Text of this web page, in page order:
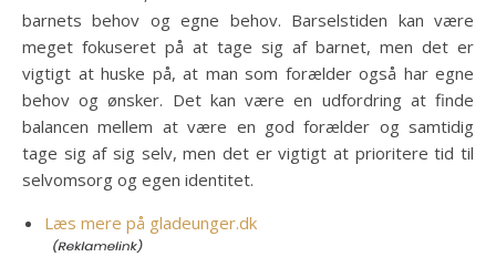
barnets behov og egne behov. Barselstiden kan være
meget fokuseret på at tage sig af barnet, men det er
vigtigt at huske på, at man som forælder også har egne
behov og ønsker. Det kan være en udfordring at finde
balancen mellem at være en god forælder og samtidig
tage sig af sig selv, men det er vigtigt at prioritere tid til
selvomsorg og egen identitet.
Læs mere på gladeunger.dk